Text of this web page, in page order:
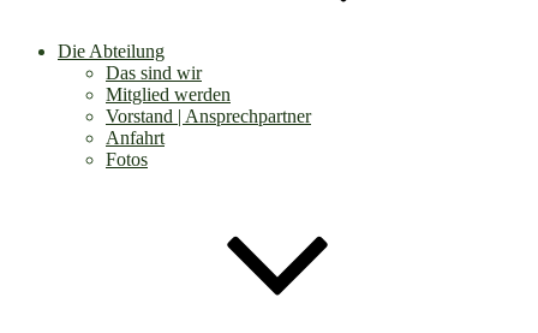
Die Abteilung
Das sind wir
Mitglied werden
Vorstand | Ansprechpartner
Anfahrt
Fotos